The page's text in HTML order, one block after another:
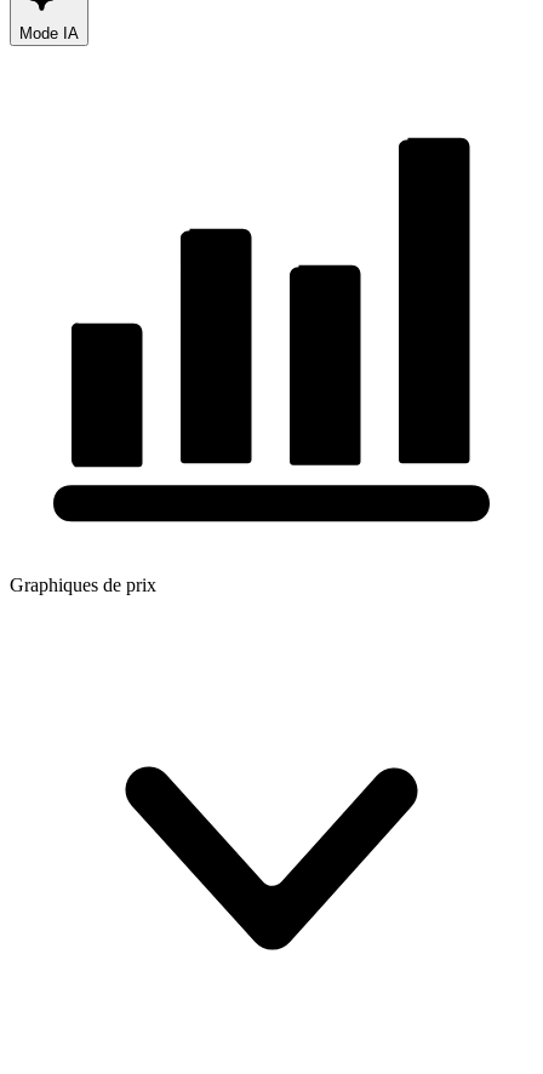
Mode IA
Graphiques de prix